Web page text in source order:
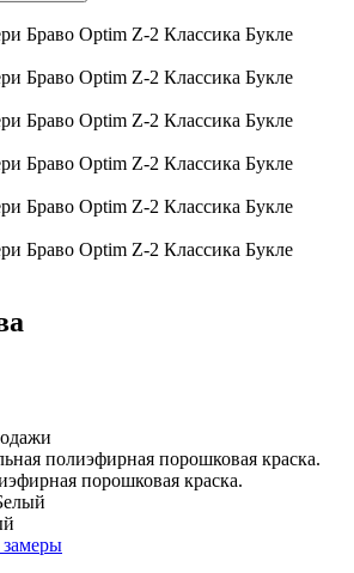
полиэфирная порошковая краска.
порошковая краска.
замеры